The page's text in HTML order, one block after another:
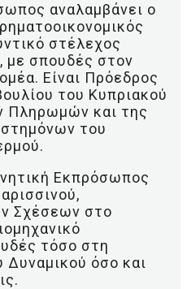
αναλαμβάνει ο
στέλεχος
με σπουδές στον
Είναι Πρόεδρος
του Κυπριακού
Πληρωμών και της
του
Εκπρόσωπος
Σχέσεων στο
τόσο στη
Δυναμικού όσο και